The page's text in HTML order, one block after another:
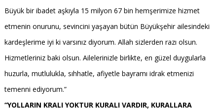
Büyük bir ibadet aşkıyla 15 milyon 67 bin hemşerimize hizmet
etmenin onurunu, sevincini yaşayan bütün Büyükşehir ailesindeki
kardeşlerime iyi ki varsınız diyorum. Allah sizlerden razı olsun.
Hizmetleriniz baki olsun. Ailelerinizle birlikte, en güzel duygularla
huzurla, mutlulukla, sıhhatle, afiyetle bayramı idrak etmenizi
temenni ediyorum.”
“YOLLARIN KRALI YOKTUR KURALI VARDIR, KURALLARA